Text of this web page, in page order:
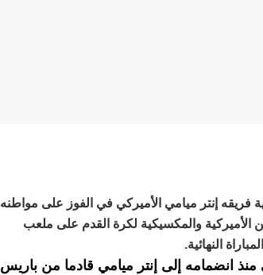
فريقه إنتر ميامي الأميركي في الفوز على مواطنه
الرابطتين الأميركية والمكسيكية لكرة القدم على ملعب
النهائية.
تواليا لميسي منذ انضمامه إلى إنتر ميامي قادما من باريس